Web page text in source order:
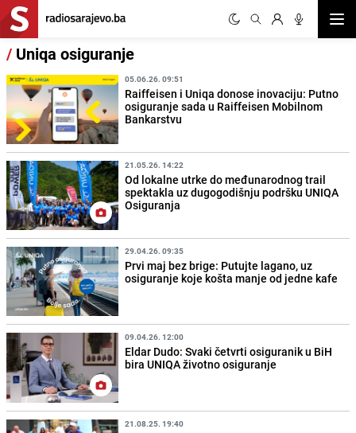
/ Uniqa osiguranje
05.06.26. 09:51
Raiffeisen i Uniqa donose inovaciju: Putno
osiguranje sada u Raiffeisen Mobilnom
Bankarstvu
21.05.26. 14:22
Od lokalne utrke do međunarodnog trail
spektakla uz dugogodišnju podršku UNIQA
Osiguranja
29.04.26. 09:35
Prvi maj bez brige: Putujte lagano, uz
osiguranje koje košta manje od jedne kafe
09.04.26. 12:00
Eldar Dudo: Svaki četvrti osiguranik u BiH
bira UNIQA životno osiguranje
21.08.25. 19:40